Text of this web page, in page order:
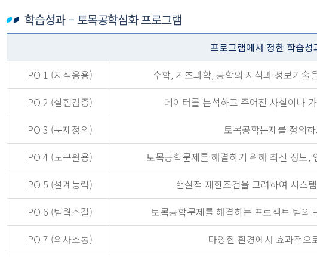
학습성과 – 토목공학심화 프로그램
프로그램에서 정한 학습성
PO 1 (지식응용)
수학, 기초과학, 공학의 지식과 정보기술
PO 2 (실험검증)
데이터를 분석하고 주어진 사실이나
PO 3 (문제정의)
토목공학문제를 정의
PO 4 (도구활용)
토목공학문제를 해결하기 위해 최신 정보,
PO 5 (설계능력)
현실적 제한조건을 고려하여 시스
PO 6 (팀웍스킬)
토목공학문제를 해결하는 프로젝트 팀의
PO 7 (의사소통)
다양한 환경에서 효과적으